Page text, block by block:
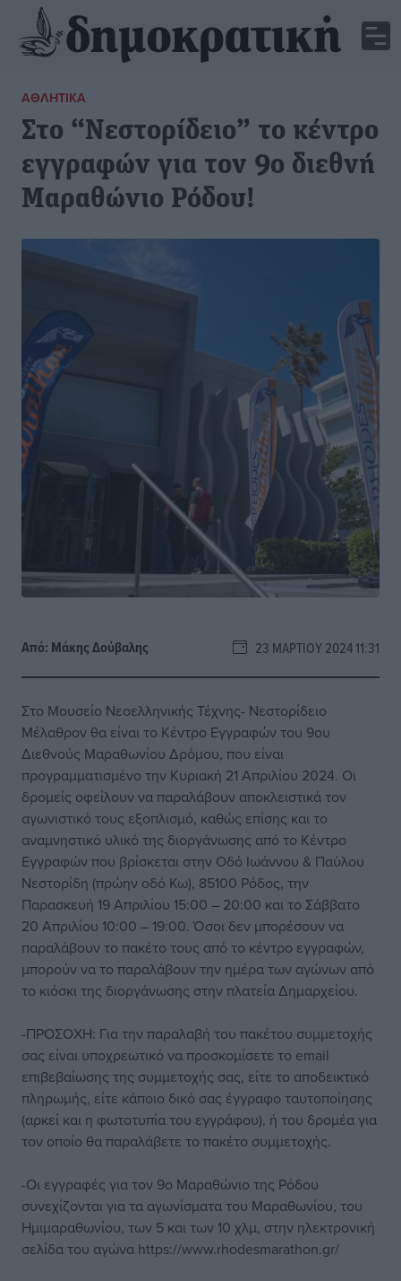
ΑΘΛΗΤΙΚΆ
Στο “Νεστορίδειο” το κέντρο
εγγραφών για τον 9ο διεθνή
Μαραθώνιο Ρόδου!
Από: Μάκης Δούβαλης 23 ΜΑΡΤΊΟΥ 2024 11:31
Στο Μουσείο Νεοελληνικής Τέχνης- Νεστορίδειο
Μέλαθρον θα είναι το Κέντρο Εγγραφών του 9ου
Διεθνούς Μαραθωνίου Δρόμου, που είναι
προγραμματισμένο την Κυριακή 21 Απριλίου 2024. Οι
δρομείς οφείλουν να παραλάβουν αποκλειστικά τον
αγωνιστικό τους εξοπλισμό, καθώς επίσης και το
αναμνηστικό υλικό της διοργάνωσης από το Κέντρο
Εγγραφών που βρίσκεται στην Οδό Ιωάννου & Παύλου
Νεστορίδη (πρώην οδό Κω), 85100 Ρόδος, την
Παρασκευή 19 Απριλίου 15:00 – 20:00 και το Σάββατο
20 Απριλίου 10:00 – 19:00. Όσοι δεν μπορέσουν να
παραλάβουν το πακέτο τους από το κέντρο εγγραφών,
μπορούν να το παραλάβουν την ημέρα των αγώνων από
το κιόσκι της διοργάνωσης στην πλατεία Δημαρχείου.
-ΠΡΟΣΟΧΗ: Για την παραλαβή του πακέτου συμμετοχής
σας είναι υποχρεωτικό να προσκομίσετε το email
επιβεβαίωσης της συμμετοχής σας, είτε το αποδεικτικό
πληρωμής, είτε κάποιο δικό σας έγγραφο ταυτοποίησης
(αρκεί και η φωτοτυπία του εγγράφου), ή του δρομέα για
τον οποίο θα παραλάβετε το πακέτο συμμετοχής.
-Οι εγγραφές για τον 9ο Μαραθώνιο της Ρόδου
συνεχίζονται για τα αγωνίσματα του Μαραθωνίου, του
Ημιμαραθωνίου, των 5 και των 10 χλμ, στην ηλεκτρονική
σελίδα του αγώνα https://www.rhodesmarathon.gr/